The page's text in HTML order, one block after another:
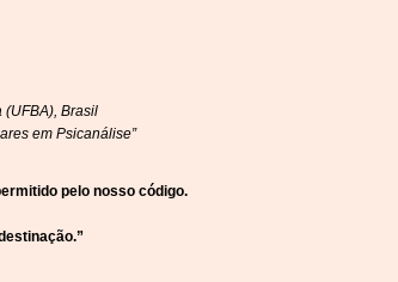
Brasil
em Psicanálise”
pelo nosso código.